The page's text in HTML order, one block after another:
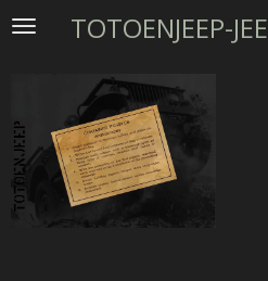
Passer
TOTOENJEEP-